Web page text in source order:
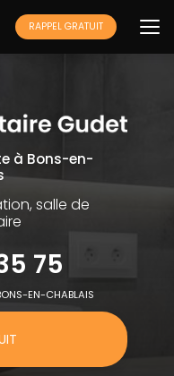
RAPPEL GRATUIT
à Bons-en-
salle de
75
EN-CHABLAIS